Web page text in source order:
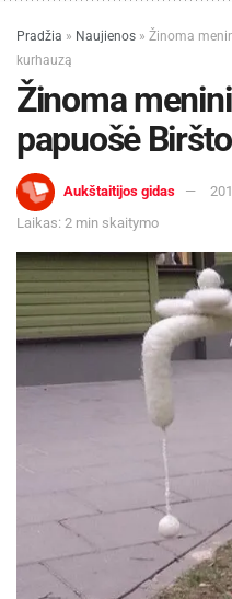
Pradžia » Naujienos » Žinoma
kurhauzą
Žinoma
papuošė
Aukštaitijos gidas
Laikas: 2 min skaitymo